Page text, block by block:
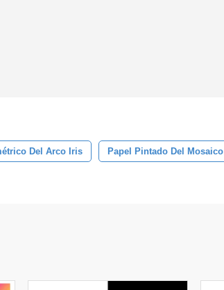
Del Arco Iris Papel Pintado Del Mosaico